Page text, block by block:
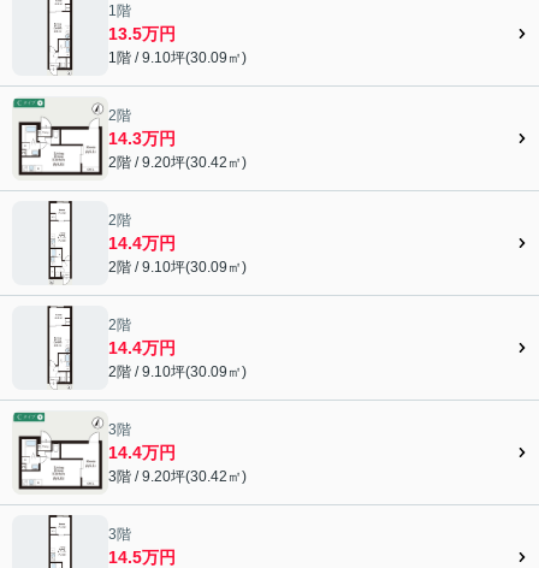
1階
13.5万円
1階 / 9.10坪(30.09㎡)
2階
14.3万円
2階 / 9.20坪(30.42㎡)
2階
14.4万円
2階 / 9.10坪(30.09㎡)
2階
14.4万円
2階 / 9.10坪(30.09㎡)
3階
14.4万円
3階 / 9.20坪(30.42㎡)
3階
14.5万円